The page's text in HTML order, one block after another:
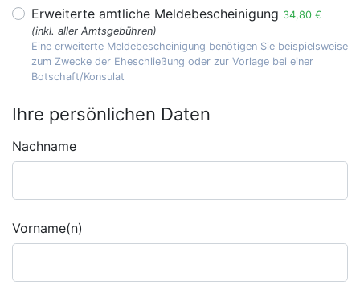
Erweiterte amtliche Meldebescheinigung 34,80 €
(inkl. aller Amtsgebühren)
Eine erweiterte Meldebescheinigung benötigen Sie beispielsweise
zum Zwecke der Eheschließung oder zur Vorlage bei einer
Botschaft/Konsulat
Ihre persönlichen Daten
Nachname
Vorname(n)